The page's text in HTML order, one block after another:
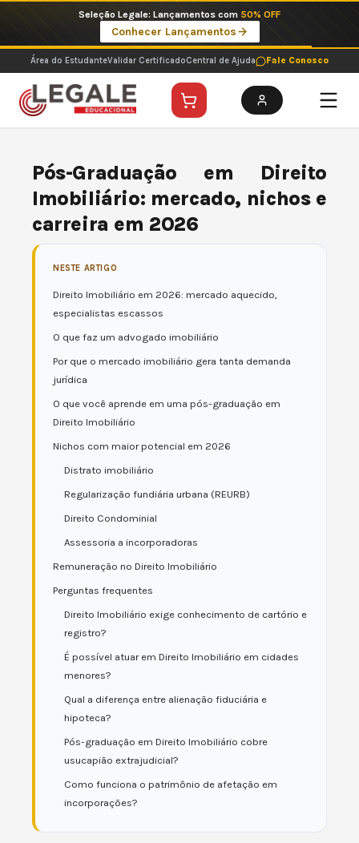
o
conteúdo
Imperdíveis no Pix: Pós Selecionadas a 199 reais no pix em parcela única
Ver ofertas
Área do EstudanteValidar CertificadoCentral de Ajuda Fale Conosco
Pós-Graduação em Direito
Imobiliário: mercado, nichos e
carreira em 2026
NESTE ARTIGO
Direito Imobiliário em 2026: mercado aquecido,
especialistas escassos
O que faz um advogado imobiliário
Por que o mercado imobiliário gera tanta demanda
jurídica
O que você aprende em uma pós-graduação em
Direito Imobiliário
Nichos com maior potencial em 2026
Distrato imobiliário
Regularização fundiária urbana (REURB)
Direito Condominial
Assessoria a incorporadoras
Remuneração no Direito Imobiliário
Perguntas frequentes
Direito Imobiliário exige conhecimento de cartório e
registro?
É possível atuar em Direito Imobiliário em cidades
menores?
Qual a diferença entre alienação fiduciária e
hipoteca?
Pós-graduação em Direito Imobiliário cobre
usucapião extrajudicial?
Como funciona o patrimônio de afetação em
incorporações?